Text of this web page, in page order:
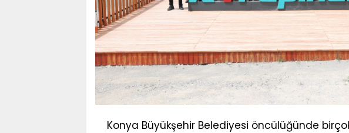
Konya Büyükşehir Belediyesi öncülüğünde